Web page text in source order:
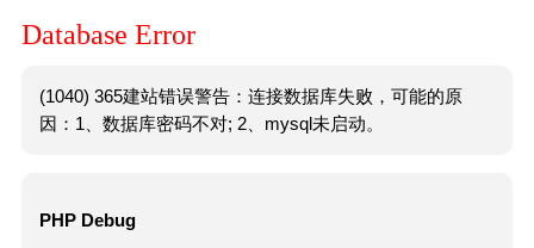
Database Error
(1040) 365建站错误警告：连接数据库失败，可能的原
因：1、数据库密码不对; 2、mysql未启动。
PHP Debug